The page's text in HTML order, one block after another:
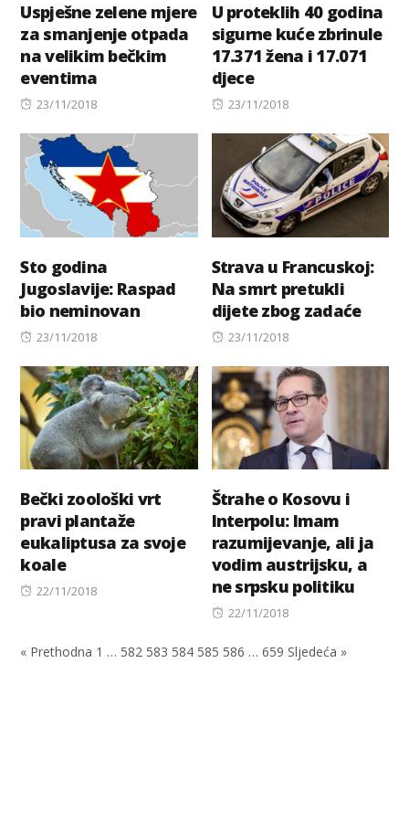
Uspješne zelene mjere
za smanjenje otpada
na velikim bečkim
eventima
Posted
23/11/2018
U proteklih 40 godina
sigurne kuće zbrinule
17.371 žena i 17.071
djece
Posted
23/11/2018
Sto godina
Jugoslavije: Raspad
bio neminovan
Posted
23/11/2018
Strava u Francuskoj:
Na smrt pretukli
dijete zbog zadaće
Posted
23/11/2018
Bečki zoološki vrt
pravi plantaže
eukaliptusa za svoje
koale
Posted
22/11/2018
Štrahe o Kosovu i
Interpolu: Imam
razumijevanje, ali ja
vodim austrijsku, a
ne srpsku politiku
Posted
22/11/2018
« Prethodna 1 … 582 583 584 585 586 … 659 Sljedeća »